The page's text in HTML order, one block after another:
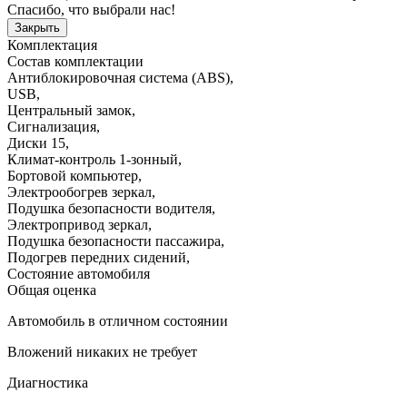
Спасибо, что выбрали нас!
Закрыть
Комплектация
Состав комплектации
Антиблокировочная система (ABS),
USB,
Центральный замок,
Сигнализация,
Диски 15,
Климат-контроль 1-зонный,
Бортовой компьютер,
Электрообогрев зеркал,
Подушка безопасности водителя,
Электропривод зеркал,
Подушка безопасности пассажира,
Подогрев передних сидений,
Состояние автомобиля
Общая оценка
Автомобиль в отличном состоянии
Вложений никаких не требует
Диагностика